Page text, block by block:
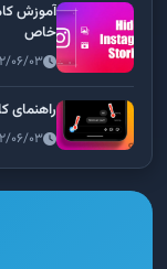
آموزش
خاص
۱۴۰۲/
راهنمای
۱۴۰۲/